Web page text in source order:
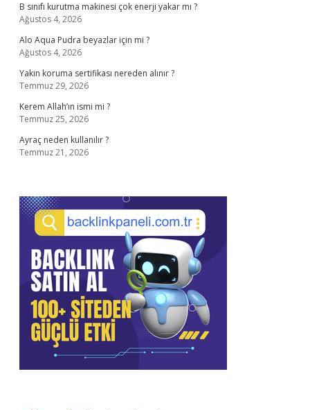
B sınıfı kurutma makinesi çok enerji yakar mı ?
Ağustos 4, 2026
Alo Aqua Pudra beyazlar için mi ?
Ağustos 4, 2026
Yakın koruma sertifikası nereden alınır ?
Temmuz 29, 2026
Kerem Allah’ın ismi mi ?
Temmuz 25, 2026
Ayraç neden kullanılır ?
Temmuz 21, 2026